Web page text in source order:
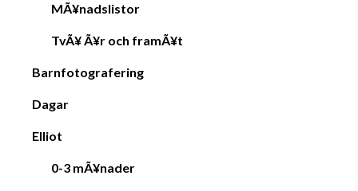
MÃ¥nadslistor
TvÃ¥ Ã¥r och framÃ¥t
Barnfotografering
Dagar
Elliot
0-3 mÃ¥nader